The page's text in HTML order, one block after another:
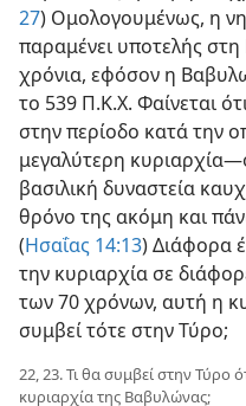
27) Ομολογουμένως, η
παραμένει υποτελής
χρόνια, εφόσον η
το 539 Π.Κ.Χ. Φαίνεται
στην περίοδο κατά την
μεγαλύτερη
βασιλική δυναστεία
θρόνο της ακόμη και
(Ησαΐας 14:13) Διάφορα
την κυριαρχία σε
των 70 χρόνων, αυτή η
συμβεί τότε στην Τύρο;
22, 23. Τι θα συμβεί στην Τύρο
κυριαρχία της Βαβυλώνας;